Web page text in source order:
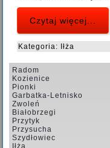
Czytaj więcej...
Kategoria: Iłża
Radom
Kozienice
Pionki
Garbatka-Letnisko
Zwoleń
Białobrzegi
Przytyk
Przysucha
Szydłowiec
Iłża